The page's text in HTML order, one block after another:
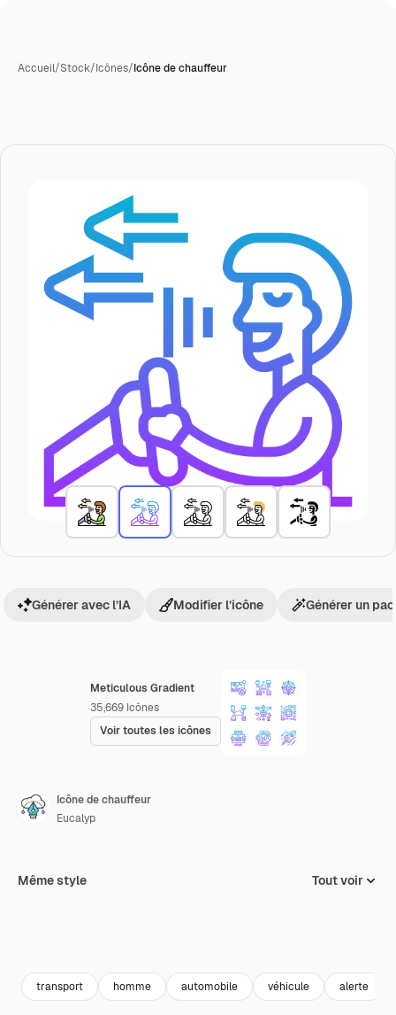
Accueil/Stock/Icônes/Icône de chauffeur
Meticulous Gradient
35,669 Icônes
Voir toutes les icônes
Générer avec l’IA Modifier l’icône Générer un
Icône de chauffeur
Eucalyp
Même style Tout voir
transport homme automobile véhicule alerte